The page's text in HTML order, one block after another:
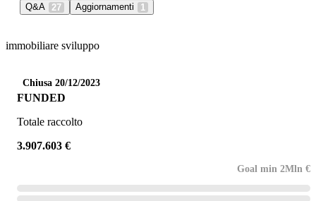
Q&A
27 Aggiornamenti 1
immobiliare sviluppo
Chiusa 20/12/2023
FUNDED
Totale raccolto
3.907.603 €
Goal min 2Mln €